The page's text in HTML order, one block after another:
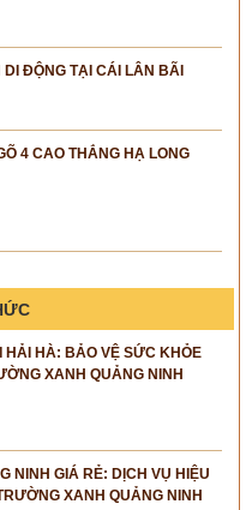
DI ĐỘNG TẠI CÁI LÂN BÃI
4 CAO THẮNG HẠ LONG
HẢI HÀ: BẢO VỆ SỨC KHỎE
XANH QUẢNG NINH
NINH GIÁ RẺ: DỊCH VỤ HIỆU
XANH QUẢNG NINH